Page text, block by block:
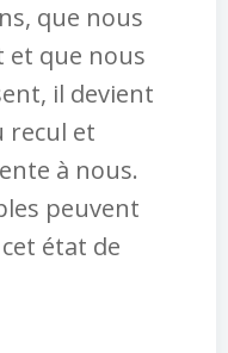
que nous
et que nous
il devient
recul et
à nous.
peuvent
état de